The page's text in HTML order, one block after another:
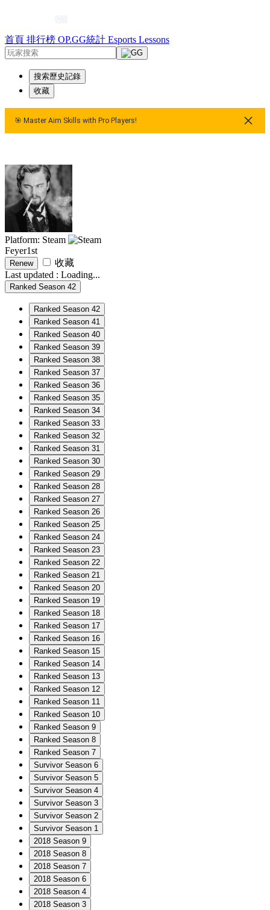
首頁 排行榜 OP.GG統計 Esports Lessons
搜索歷史記錄
收藏
🎯 Master Aim Skills with Pro Players!
Platform: Steam
Feyer1st
Renew
收藏
Last updated : Loading...
Ranked Season 42
Ranked Season 42
Ranked Season 41
Ranked Season 40
Ranked Season 39
Ranked Season 38
Ranked Season 37
Ranked Season 36
Ranked Season 35
Ranked Season 34
Ranked Season 33
Ranked Season 32
Ranked Season 31
Ranked Season 30
Ranked Season 29
Ranked Season 28
Ranked Season 27
Ranked Season 26
Ranked Season 25
Ranked Season 24
Ranked Season 23
Ranked Season 22
Ranked Season 21
Ranked Season 20
Ranked Season 19
Ranked Season 18
Ranked Season 17
Ranked Season 16
Ranked Season 15
Ranked Season 14
Ranked Season 13
Ranked Season 12
Ranked Season 11
Ranked Season 10
Ranked Season 9
Ranked Season 8
Ranked Season 7
Survivor Season 6
Survivor Season 5
Survivor Season 4
Survivor Season 3
Survivor Season 2
Survivor Season 1
2018 Season 9
2018 Season 8
2018 Season 7
2018 Season 6
2018 Season 4
2018 Season 3